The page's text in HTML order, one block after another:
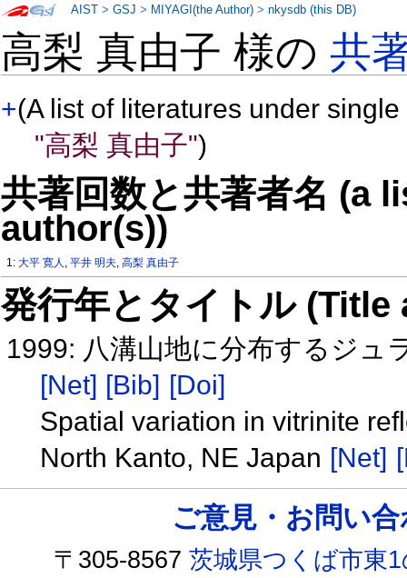
高梨 真由子 様の共
+(A list of literatures under
"高梨 真由子")
共著回数と共著者名 (a
author(s))
1:大平 寛人 ,平井 明夫,高梨 真由子
発行年とタイトル
1999: 八溝山地に分布するジュ
[Net] [Bib] [Doi]
Spatial variation in vitrinite
North Kanto, NE Japan [Net]
AIST >GSJ > MIYAGI(the Author) >nkysdb (this DB)
ご意見・お問い
〒305-8567茨城県つくば市東